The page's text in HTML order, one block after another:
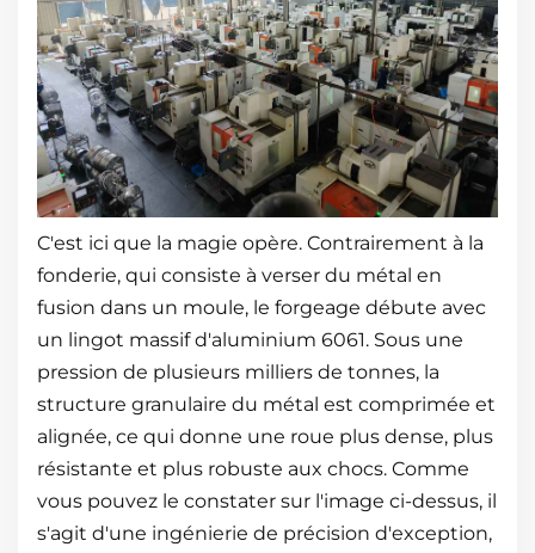
C'est ici que la magie opère. Contrairement à la
fonderie, qui consiste à verser du métal en
fusion dans un moule, le forgeage débute avec
un lingot massif d'aluminium 6061. Sous une
pression de plusieurs milliers de tonnes, la
structure granulaire du métal est comprimée et
alignée, ce qui donne une roue plus dense, plus
résistante et plus robuste aux chocs. Comme
vous pouvez le constater sur l'image ci-dessus, il
s'agit d'une ingénierie de précision d'exception,